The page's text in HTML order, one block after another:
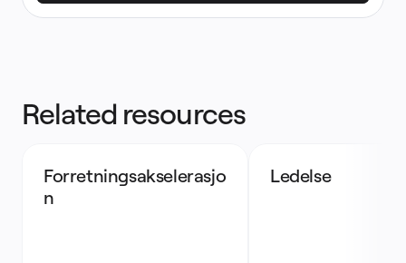
Related resources
Forretningsakselerasjo
n
Ledelse